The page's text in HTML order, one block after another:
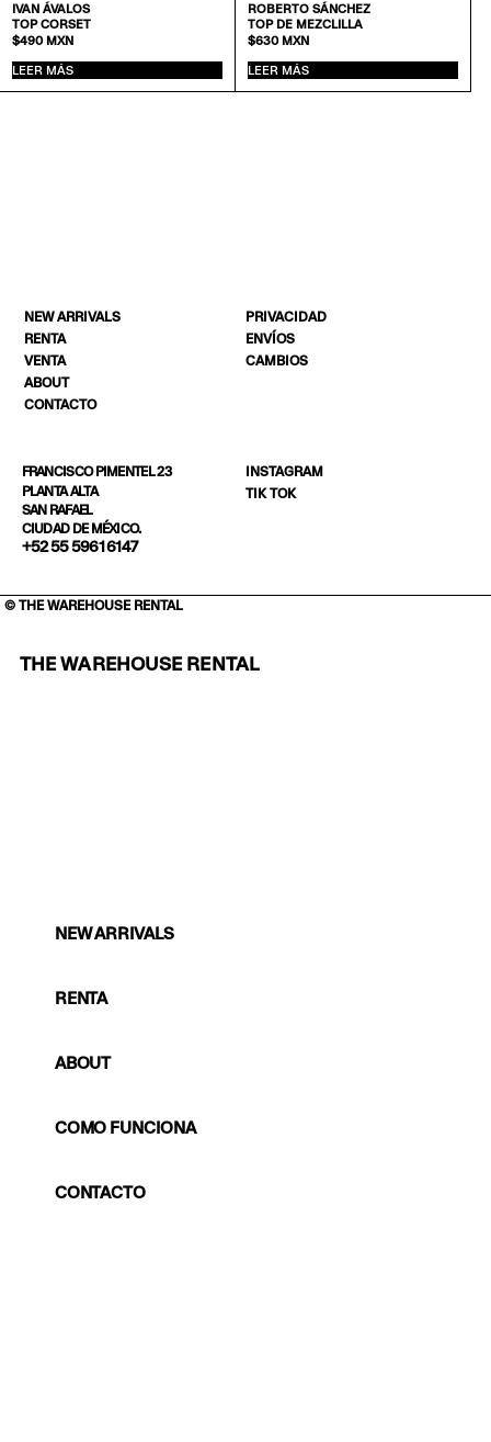
IVAN ÁVALOS
TOP CORSET
$490MXN
LEER MÁS
ROBERTO SÁNCHEZ
TOP DE MEZCLILLA
$630MXN
LEER MÁS
NEW ARRIVALS
RENTA
VENTA
ABOUT
CONTACTO
PRIVACIDAD
ENVÍOS
CAMBIOS
FRANCISCO PIMENTEL 23
PLANTA ALTA
SAN RAFAEL
CIUDAD DE MÉXICO.
+52 55 5961 6147
INSTAGRAM
TIK TOK
© THE WAREHOUSE RENTAL
THE WAREHOUSE RENTAL
NEW ARRIVALS
RENTA
ABOUT
COMO FUNCIONA
CONTACTO